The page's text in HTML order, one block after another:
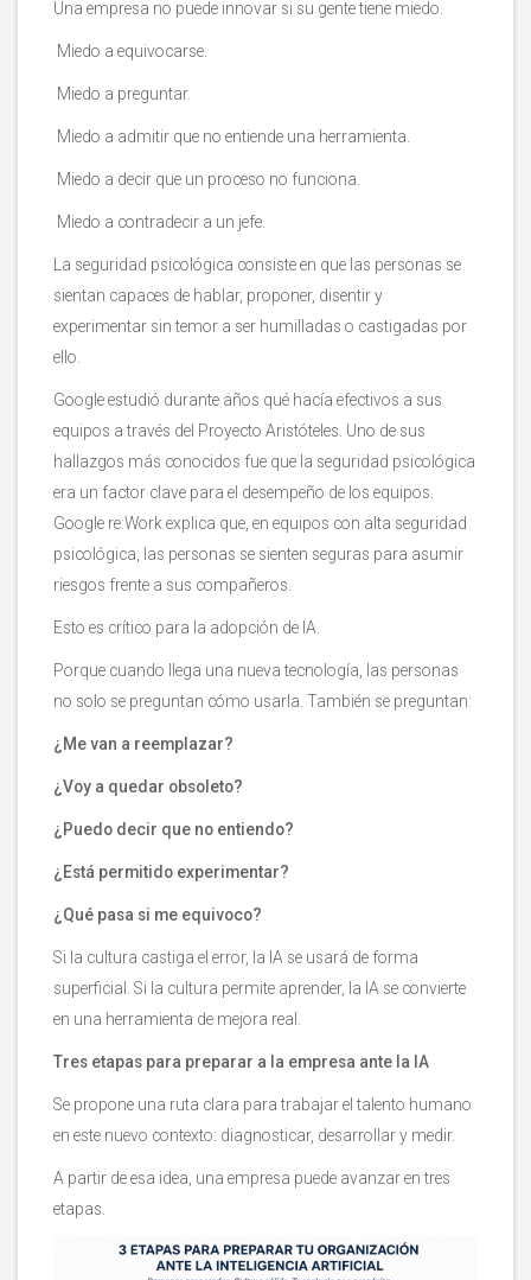
Una empresa no puede innovar si su gente tiene miedo.
Miedo a equivocarse.
Miedo a preguntar.
Miedo a admitir que no entiende una herramienta.
Miedo a decir que un proceso no funciona.
Miedo a contradecir a un jefe.
La seguridad psicológica consiste en que las personas se
sientan capaces de hablar, proponer, disentir y
experimentar sin temor a ser humilladas o castigadas por
ello.
Google estudió durante años qué hacía efectivos a sus
equipos a través del Proyecto Aristóteles. Uno de sus
hallazgos más conocidos fue que la seguridad psicológica
era un factor clave para el desempeño de los equipos.
Google re:Work explica que, en equipos con alta seguridad
psicológica, las personas se sienten seguras para asumir
riesgos frente a sus compañeros.
Esto es crítico para la adopción de IA.
Porque cuando llega una nueva tecnología, las personas
no solo se preguntan cómo usarla. También se preguntan:
¿Me van a reemplazar?
¿Voy a quedar obsoleto?
¿Puedo decir que no entiendo?
¿Está permitido experimentar?
¿Qué pasa si me equivoco?
Si la cultura castiga el error, la IA se usará de forma
superficial. Si la cultura permite aprender, la IA se convierte
en una herramienta de mejora real.
Tres etapas para preparar a la empresa ante la IA
Se propone una ruta clara para trabajar el talento humano
en este nuevo contexto: diagnosticar, desarrollar y medir.
A partir de esa idea, una empresa puede avanzar en tres
etapas.